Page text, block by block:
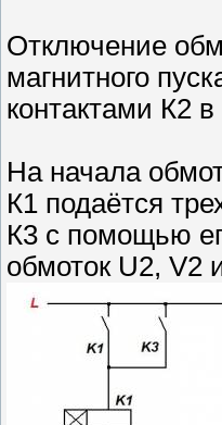
Отключение
магнитного
контактами К2
На начала
К1 подаётся
К3 с помощью
обмоток U2, V2